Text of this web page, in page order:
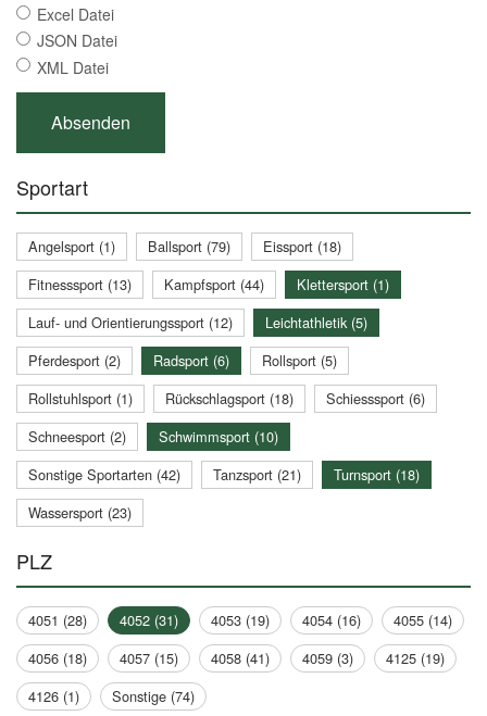
Excel Datei
JSON Datei
XML Datei
Sportart
Angelsport (1) Ballsport (79)
Eissport (18)
Fitnesssport (13)
Kampfsport (44)
Klettersport (1)
Lauf- und Orientierungssport (12)
Leichtathletik (5)
Pferdesport (2)
Radsport (6)
Rollsport (5)
Rollstuhlsport (1)
Rückschlagsport (18)
Schiesssport (6)
Schneesport (2)
Schwimmsport (10)
Sonstige Sportarten (42)
Tanzsport (21)
Turnsport (18)
Wassersport (23)
PLZ
4051 (28) 4052 (31) 4053 (19) 4054 (16)
4055 (14)
4056 (18)
4057 (15) 4058 (41) 4059 (3)
4125 (19)
4126 (1)
Sonstige (74)